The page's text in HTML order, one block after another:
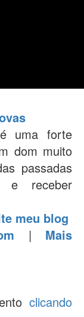
uma forte
dom muito
passadas
e receber
meu blog
| Mais
clicando